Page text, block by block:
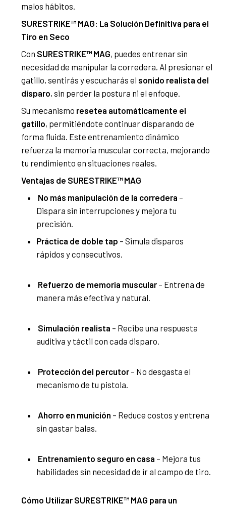
malos hábitos.
SURESTRIKE™ MAG: La Solución Definitiva para el
Tiro en Seco
Con SURESTRIKE™ MAG, puedes entrenar sin
necesidad de manipular la corredera. Al presionar el
gatillo, sentirás y escucharás el sonido realista del
disparo, sin perder la postura ni el enfoque.
Su mecanismo resetea automáticamente el
gatillo, permitiéndote continuar disparando de
forma fluida. Este entrenamiento dinámico
refuerza la memoria muscular correcta, mejorando
tu rendimiento en situaciones reales.
Ventajas de SURESTRIKE™ MAG
No más manipulación de la corredera –
Dispara sin interrupciones y mejora tu
precisión.
Práctica de doble tap – Simula disparos
rápidos y consecutivos.
Refuerzo de memoria muscular– Entrena de
manera más efectiva y natural.
Simulación realista – Recibe una respuesta
auditiva y táctil con cada disparo.
Protección del percutor– No desgasta el
mecanismo de tu pistola.
Ahorro en munición – Reduce costos y entrena
sin gastar balas.
Entrenamiento seguro en casa – Mejora tus
habilidades sin necesidad de ir al campo de tiro.
Cómo Utilizar SURESTRIKE™ MAG para un